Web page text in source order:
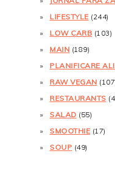
LIFESTYLE (244)
LOW CARB (103)
MAIN (189)
PLANIFICARE
RAW VEGAN
RESTAURANTS
SALAD (55)
SMOOTHIE (17)
SOUP (49)